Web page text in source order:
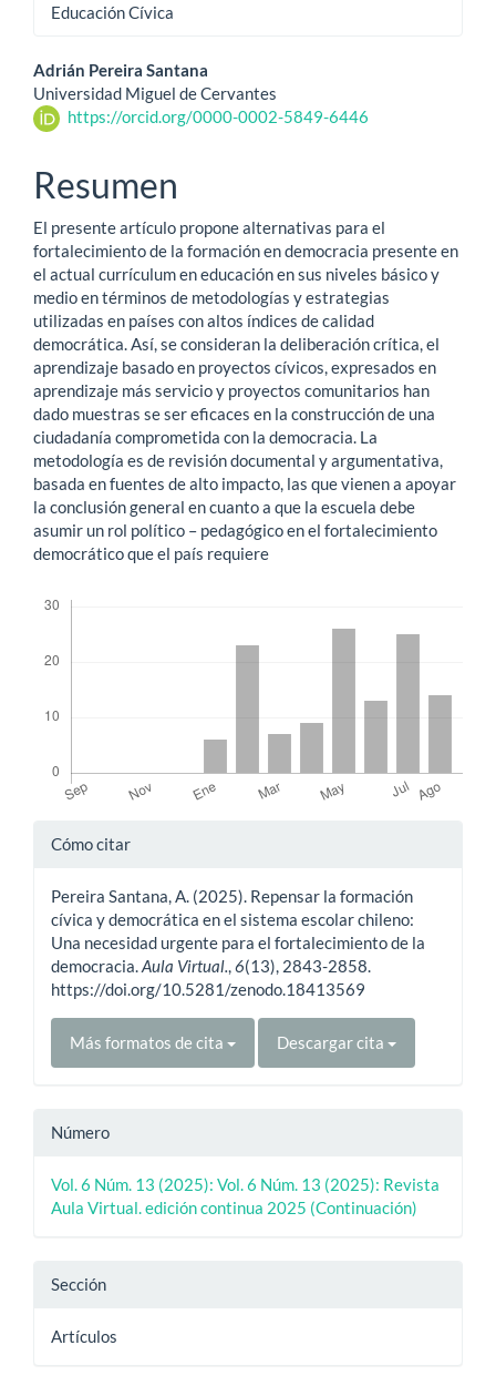
Educación Cívica
Contenido
principal
artículo
Adrián Pereira Santana
Universidad Miguel de Cervantes
https://orcid.org/0000-0002-5849-6446
Resumen
El presente artículo propone alternativas para el
fortalecimiento de la formación en democracia presente en
el actual currículum en educación en sus niveles básico y
medio en términos de metodologías y estrategias
utilizadas en países con altos índices de calidad
democrática. Así, se consideran la deliberación crítica, el
aprendizaje basado en proyectos cívicos, expresados en
aprendizaje más servicio y proyectos comunitarios han
dado muestras se ser eficaces en la construcción de una
ciudadanía comprometida con la democracia. La
metodología es de revisión documental y argumentativa,
basada en fuentes de alto impacto, las que vienen a apoyar
la conclusión general en cuanto a que la escuela debe
asumir un rol político – pedagógico en el fortalecimiento
democrático que el país requiere
Detalles
artículo
Cómo citar
Pereira Santana, A. (2025). Repensar la formación
cívica y democrática en el sistema escolar chileno:
Una necesidad urgente para el fortalecimiento de la
democracia.Aula Virtual.,6(13), 2843-2858.
https://doi.org/10.5281/zenodo.18413569
Más formatos de cita Descargar cita
Número
Vol. 6 Núm. 13 (2025): Vol. 6 Núm. 13 (2025): Revista
Aula Virtual. edición continua 2025 (Continuación)
Sección
Artículos